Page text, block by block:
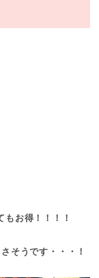
お得！！！！
そうです・・・！